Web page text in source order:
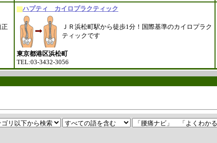
ハプティ カイロプラクティック
ＪＲ浜松町駅から徒歩1分！国際基準のカイロプラク
ティックです
東京都港区浜松町
TEL:03-3432-3056